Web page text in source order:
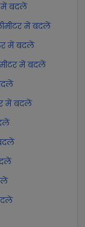
में बदलें
में बदलें
में बदलें
में बदलें
में बदलें